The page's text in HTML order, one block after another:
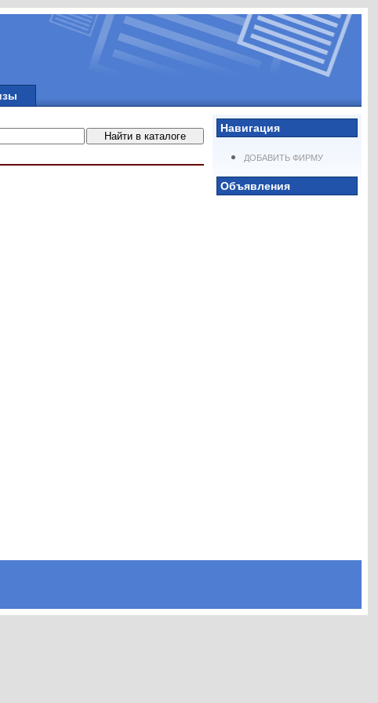
Навигация
ДОБАВИТЬ ФИРМУ
Объявления